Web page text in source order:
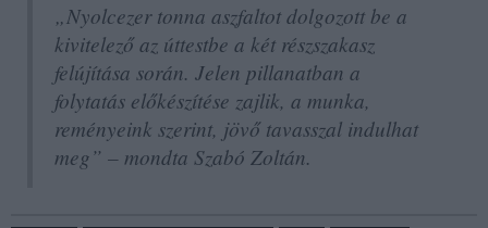
„Nyolcezer tonna aszfaltot dolgozott be a
kivitelező az úttestbe a két részszakasz
felújítása során. Jelen pillanatban a
folytatás előkészítése zajlik, a munka,
reményeink szerint, jövő tavasszal indulhat
meg” – mondta Szabó Zoltán.